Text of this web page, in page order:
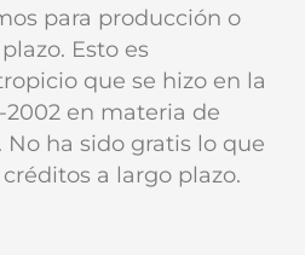
para producción o
Esto es
que se hizo en la
en materia de
ha sido gratis lo que
a largo plazo.